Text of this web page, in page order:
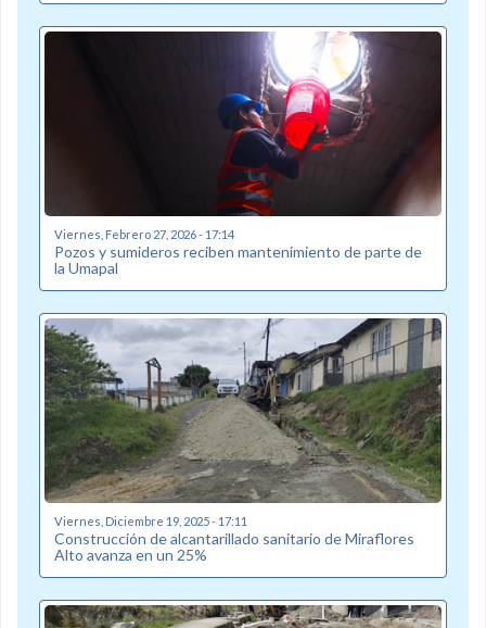
Viernes, Febrero 27, 2026 - 17:14
Pozos y sumideros reciben mantenimiento de parte de
la Umapal
Viernes, Diciembre 19, 2025 - 17:11
Construcción de alcantarillado sanitario de Miraflores
Alto avanza en un 25%